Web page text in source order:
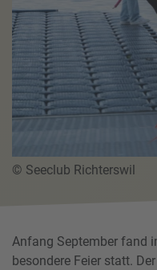
© Seeclub Richterswil
Anfang September fand
besondere Feier statt.